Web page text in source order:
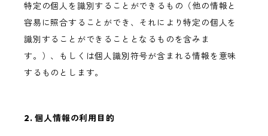
特定の個人を識別することができるもの（他の情報と
容易に照合することができ、それにより特定の個人を
識別することができることとなるものを含みま
す。）、もしくは個人識別符号が含まれる情報を意味
するものとします。
2. 個人情報の利用目的